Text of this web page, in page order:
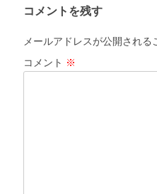
ゲ
ー
シ
ョ
コメントを残す
メールアドレスが公開される
コメント ※